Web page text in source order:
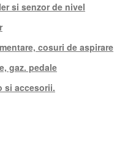
si senzor de nivel
cosuri de aspirare
gaz. pedale
si accesorii.